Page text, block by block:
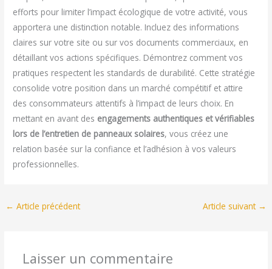
efforts pour limiter l’impact écologique de votre activité, vous
apportera une distinction notable. Incluez des informations
claires sur votre site ou sur vos documents commerciaux, en
détaillant vos actions spécifiques. Démontrez comment vos
pratiques respectent les standards de durabilité. Cette stratégie
consolide votre position dans un marché compétitif et attire
des consommateurs attentifs à l’impact de leurs choix. En
mettant en avant des engagements authentiques et vérifiables
lors de l’entretien de panneaux solaires, vous créez une
relation basée sur la confiance et l’adhésion à vos valeurs
professionnelles.
← Article précédent Article suivant →
Laisser un commentaire